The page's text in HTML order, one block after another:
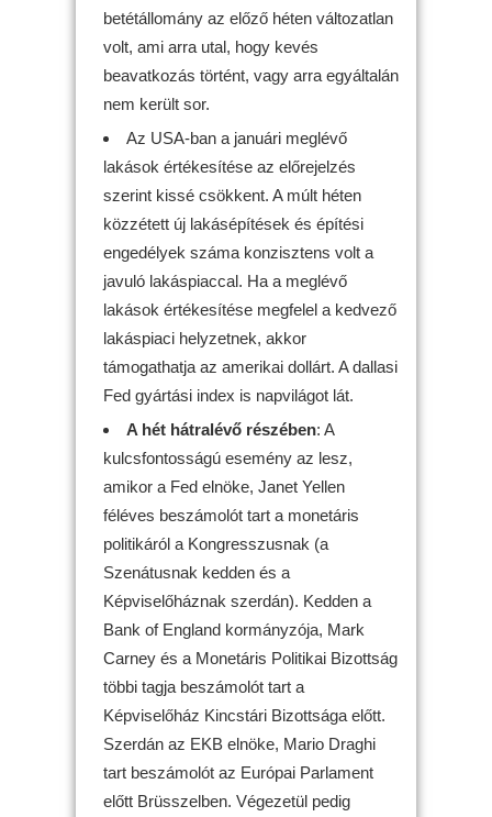
betétállomány az előző héten változatlan
volt, ami arra utal, hogy kevés
beavatkozás történt, vagy arra egyáltalán
nem került sor.
Az USA-ban a januári meglévő
lakások értékesítése az előrejelzés
szerint kissé csökkent. A múlt héten
közzétett új lakásépítések és építési
engedélyek száma konzisztens volt a
javuló lakáspiaccal. Ha a meglévő
lakások értékesítése megfelel a kedvező
lakáspiaci helyzetnek, akkor
támogathatja az amerikai dollárt. A dallasi
Fed gyártási index is napvilágot lát.
A hét hátralévő részében: A
kulcsfontosságú esemény az lesz,
amikor a Fed elnöke, Janet Yellen
féléves beszámolót tart a monetáris
politikáról a Kongresszusnak (a
Szenátusnak kedden és a
Képviselőháznak szerdán). Kedden a
Bank of England kormányzója, Mark
Carney és a Monetáris Politikai Bizottság
többi tagja beszámolót tart a
Képviselőház Kincstári Bizottsága előtt.
Szerdán az EKB elnöke, Mario Draghi
tart beszámolót az Európai Parlament
előtt Brüsszelben. Végezetül pedig